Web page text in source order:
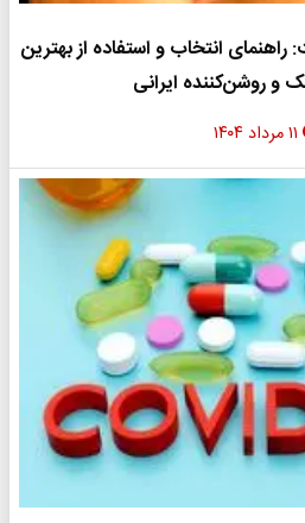
انتخاب و استفاده از بهترین
و روشن‌کننده ایرانی
۱۱ مرداد ۱۴۰۴